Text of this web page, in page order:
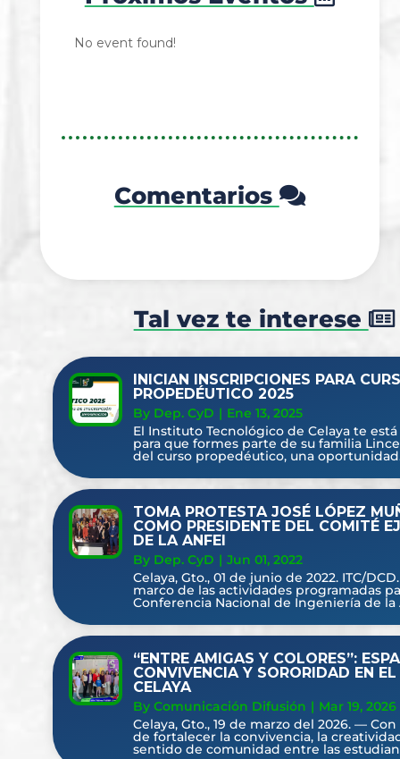
No event found!
Comentarios
Tal vez te interese
INICIAN INSCRIPCIONES PARA
PROPEDÉUTICO 2025
By Dep. CyD | Ene 13, 2025
El Instituto Tecnológico de Celaya te
para que formes parte de su familia
del curso propedéutico, una
TOMA PROTESTA JOSÉ LÓPEZ
COMO PRESIDENTE DEL COMITÉ
DE LA ANFEI
By Dep. CyD | Jun 01, 2022
Celaya, Gto., 01 de junio de 2022. ITC/
marco de las actividades programadas
Conferencia Nacional de Ingeniería de la
“ENTRE AMIGAS Y COLORES”:
CONVIVENCIA Y SORORIDAD EN
CELAYA
By Comunicación Difusión | Mar 19, 2026
Celaya, Gto., 19 de marzo del 2026. —
de fortalecer la convivencia, la
sentido de comunidad entre las